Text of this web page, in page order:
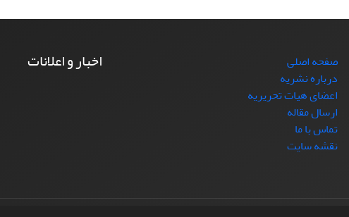
صفحه اصلی
درباره نشریه
اعضای هیات تحریریه
ارسال مقاله
تماس با ما
نقشه سایت
اخبار و اعلانات